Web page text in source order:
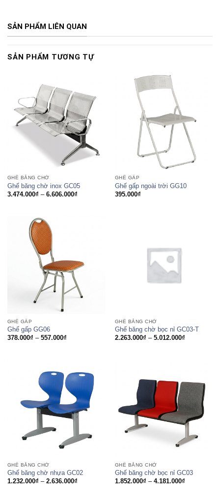
SẢN PHẨM LIÊN QUAN
SẢN PHẨM TƯƠNG TỰ
GHẾ BĂNG CHỜ
Ghế băng chờ inox GC05
3.474.000₫ – 6.606.000₫Khoảng
GHẾ GẤP
Ghế gấp ngoài trời GG10
395.000₫
GHẾ GẤP
Ghế gấp GG06
378.000₫ – 557.000₫Khoảng
GHẾ BĂNG CHỜ
Ghế băng chờ bọc nỉ GC03-T
2.263.000₫ – 5.012.000₫Khoảng
GHẾ BĂNG CHỜ
Ghế băng chờ nhựa GC02
1.232.000₫ – 2.636.000₫Khoảng
GHẾ BĂNG CHỜ
Ghế băng chờ bọc nỉ GC03
1.852.000₫ – 4.181.000₫Khoảng